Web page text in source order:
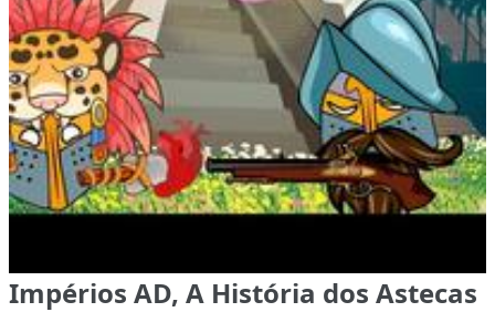
Impérios AD, A História dos Astecas